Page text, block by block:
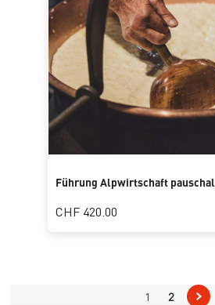
Führung Alpwirtschaft pauschal
CHF 420.00
1 2